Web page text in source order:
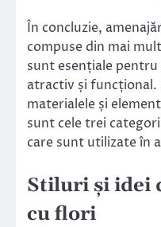
În concluzie,
compuse din mai
sunt esențiale
atractiv și funcțional.
materialele și
sunt cele trei
care sunt utilizate în
Stiluri și idei
cu flori